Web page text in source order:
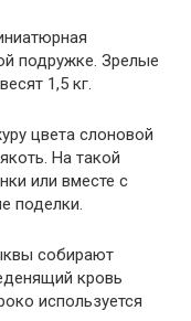
подружке. Зрелые
1,5 кг.
цвета слоновой
На такой
или вместе с
поделки.
собирают
кровь
используется